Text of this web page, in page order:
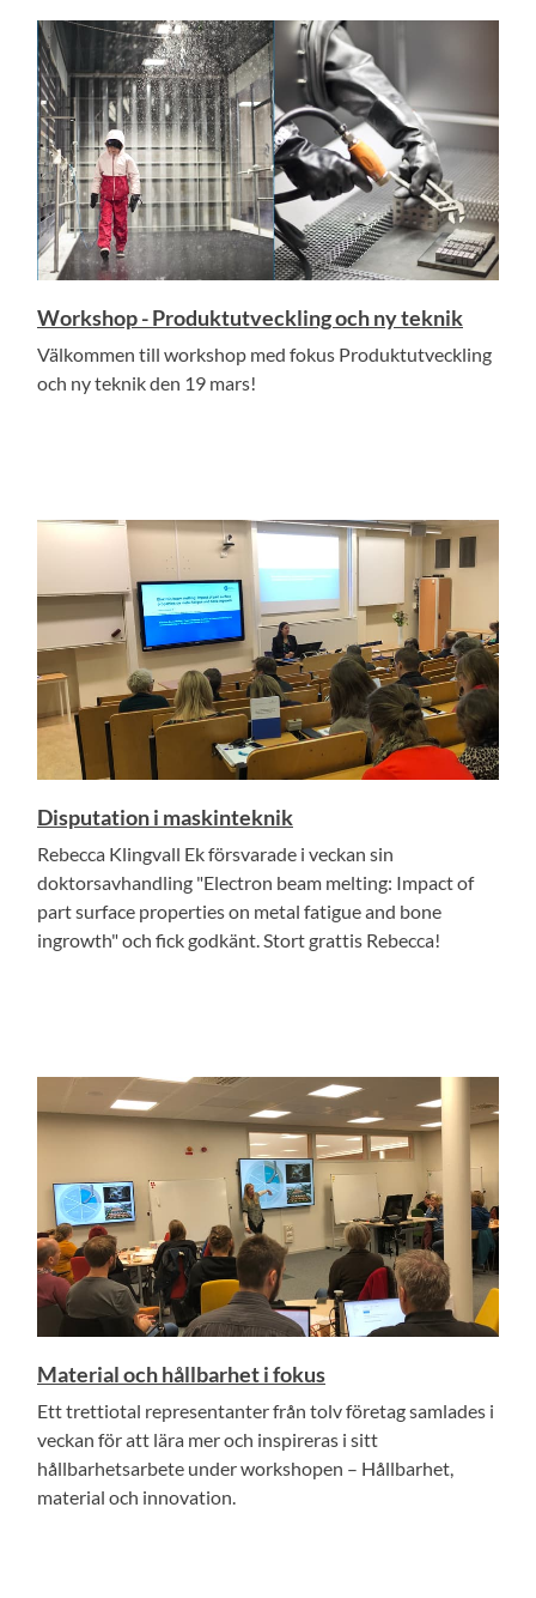
Workshop - Produktutveckling och ny teknik
Välkommen till workshop med fokus Produktutveckling
och ny teknik den 19 mars!
Disputation i maskinteknik
Rebecca Klingvall Ek försvarade i veckan sin
doktorsavhandling "Electron beam melting: Impact of
part surface properties on metal fatigue and bone
ingrowth" och fick godkänt. Stort grattis Rebecca!
Material och hållbarhet i fokus
Ett trettiotal representanter från tolv företag samlades i
veckan för att lära mer och inspireras i sitt
hållbarhetsarbete under workshopen – Hållbarhet,
material och innovation.